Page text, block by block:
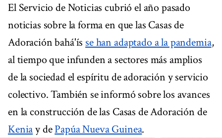
El Servicio de Noticias cubrió el año pasado
noticias sobre la forma en que las Casas de
Adoración bahá'ís se han adaptado a la pandemia,
al tiempo que infunden a sectores más amplios
de la sociedad el espíritu de adoración y servicio
colectivo. También se informó sobre los avances
en la construcción de las Casas de Adoración de
Keniay dePapúa Nueva Guinea.